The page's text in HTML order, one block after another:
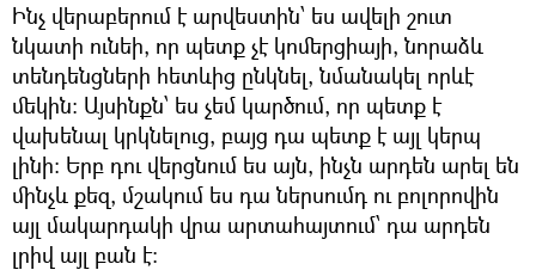
Ինչ վերաբերում է արվեստին՝ ես ավելի շուտ
նկատի ունեի, որ պետք չէ կոմերցիայի, նորաձև
տենդենցների հետևից ընկնել, նմանակել որևէ
մեկին։ Այսինքն՝ ես չեմ կարծում, որ պետք է
վախենալ կրկնելուց, բայց դա պետք է այլ կերպ
լինի։ Երբ դու վերցնում ես այն, ինչն արդեն արել են
մինչև քեզ, մշակում ես դա ներսումդ ու բոլորովին
այլ մակարդակի վրա արտահայտում՝ դա արդեն
լրիվ այլ բան է։